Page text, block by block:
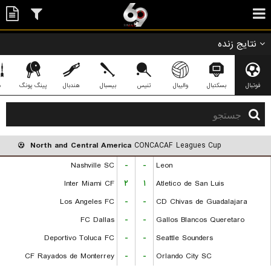
نتایج زنده
فوتبال بسکتبال والیبال تنیس بیسبال هندبال پینگ پونگ
North and Central America CONCACAF Leagues Cup
Nashville SC
- -
Leon
Inter Miami CF
۲ ۱
Atletico de San Luis
Los Angeles FC
- -
CD Chivas de Guadalajara
FC Dallas
- -
Gallos Blancos Queretaro
Deportivo Toluca FC
- -
Seattle Sounders
CF Rayados de Monterrey
- - Orlando City SC